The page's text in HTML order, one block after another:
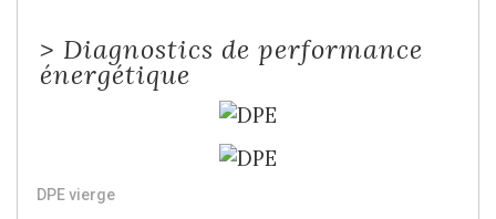
> Diagnostics de performance
énergétique
DPE vierge